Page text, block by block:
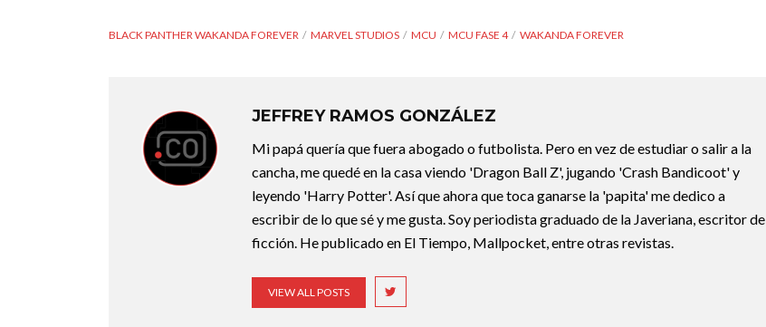
BLACK PANTHER WAKANDA FOREVER MARVEL STUDIOS MCU MCU FASE 4 WAKANDA FOREVER
JEFFREY RAMOS GONZÁLEZ
Mi papá quería que fuera abogado o futbolista. Pero en vez de estudiar o salir a la
cancha, me quedé en la casa viendo 'Dragon Ball Z', jugando 'Crash Bandicoot' y
leyendo 'Harry Potter'. Así que ahora que toca ganarse la 'papita' me dedico a
escribir de lo que sé y me gusta. Soy periodista graduado de la Javeriana, escritor de
ficción. He publicado en El Tiempo, Mallpocket, entre otras revistas.
VIEW ALL POSTS